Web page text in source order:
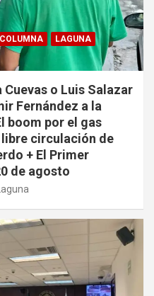
LAGUNA
Cuevas o Luis Salazar
Fernández a la
boom por el gas
libre circulación de
+ El Primer
de agosto